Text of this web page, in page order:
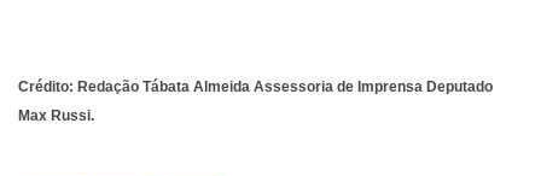
Crédito: Redação Tábata Almeida Assessoria de Imprensa Deputado
Max Russi.